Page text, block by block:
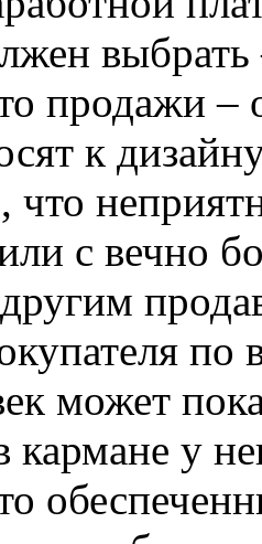
выбрать
продажи –
к
что
с вечно
может
у